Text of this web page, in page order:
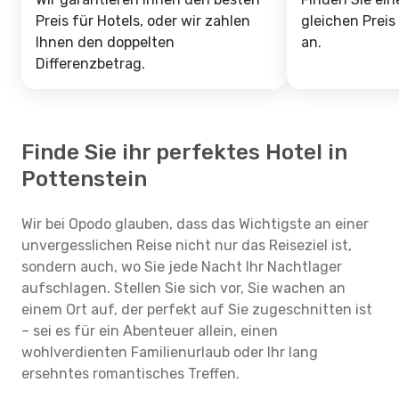
Preis für Hotels, oder wir zahlen
Ihnen den doppelten
Differenzbetrag.
gleichen
an.
Finde Sie ihr perfektes Hotel in
Pottenstein
Wir bei Opodo glauben, dass das Wichtigste an einer
unvergesslichen Reise nicht nur das Reiseziel ist,
sondern auch, wo Sie jede Nacht Ihr Nachtlager
aufschlagen. Stellen Sie sich vor, Sie wachen an
einem Ort auf, der perfekt auf Sie zugeschnitten ist
– sei es für ein Abenteuer allein, einen
wohlverdienten Familienurlaub oder Ihr lang
ersehntes romantisches Treffen.